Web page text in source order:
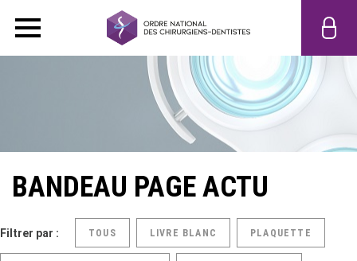
BANDEAU PAGE ACTU
Filtrer par : TOUS LIVRE BLANC PLAQUETTE